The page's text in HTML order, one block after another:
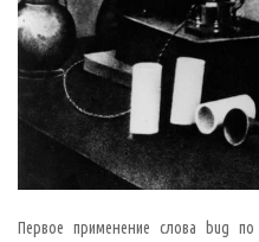
Первое применение слова bug
е
в
р
т
o
e